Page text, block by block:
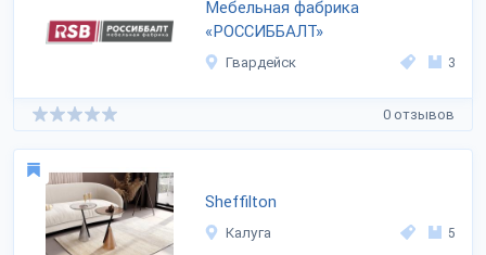
Мебельная фабрика
«РОССИББАЛТ»
Гвардейск 3
0 отзывов
Sheffilton
Калуга 5